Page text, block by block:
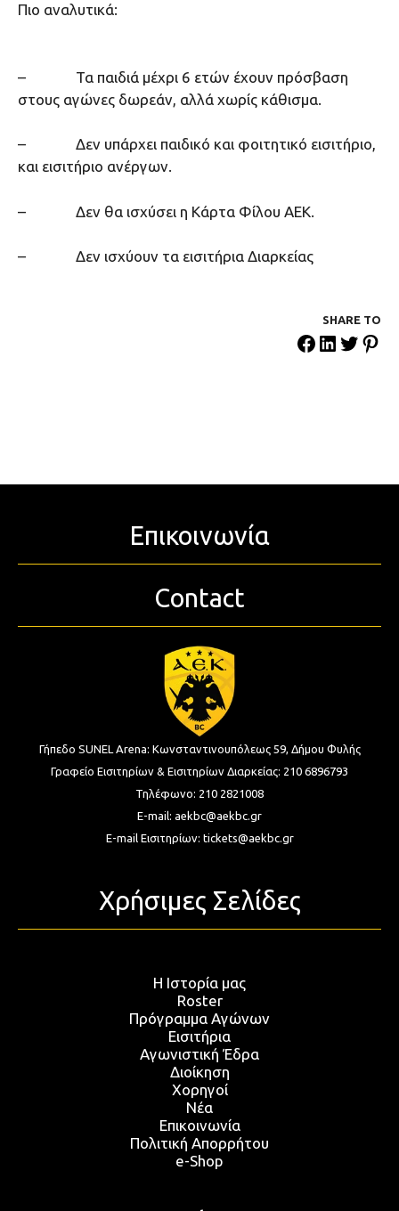
Πιο αναλυτικά:
– Τα παιδιά μέχρι 6 ετών έχουν πρόσβαση
στους αγώνες δωρεάν, αλλά χωρίς κάθισμα.
– Δεν υπάρχει παιδικό και φοιτητικό εισιτήριο,
και εισιτήριο ανέργων.
– Δεν θα ισχύσει η Κάρτα Φίλου ΑΕΚ.
– Δεν ισχύουν τα εισιτήρια Διαρκείας
SHARE ΤΟ
Επικοινωνία
Contact
Γήπεδο SUNEL Arena: Κωνσταντινουπόλεως 59, Δήμου Φυλής
Γραφείο Εισιτηρίων & Εισιτηρίων Διαρκείας: 210 6896793
Τηλέφωνο: 210 2821008
E-mail: aekbc@aekbc.gr
E-mail Εισιτηρίων: tickets@aekbc.gr
Χρήσιμες Σελίδες
Η Ιστορία μας
Roster
Πρόγραμμα Αγώνων
Εισιτήρια
Αγωνιστική Έδρα
Διοίκηση
Χορηγοί
Νέα
Επικοινωνία
Πολιτική Απορρήτου
e-Shop